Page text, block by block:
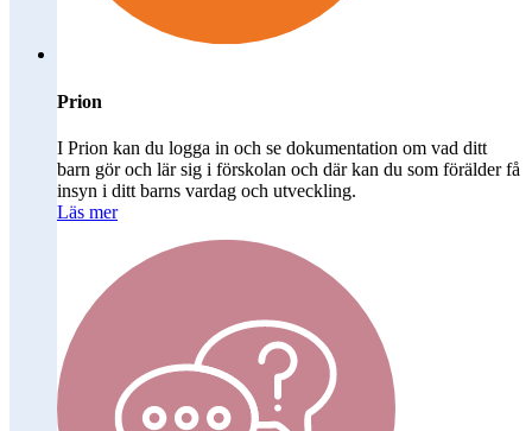
Prion
I Prion kan du logga in och se dokumentation om vad ditt
barn gör och lär sig i förskolan och där kan du som förälder få
insyn i ditt barns vardag och utveckling.
Läs mer